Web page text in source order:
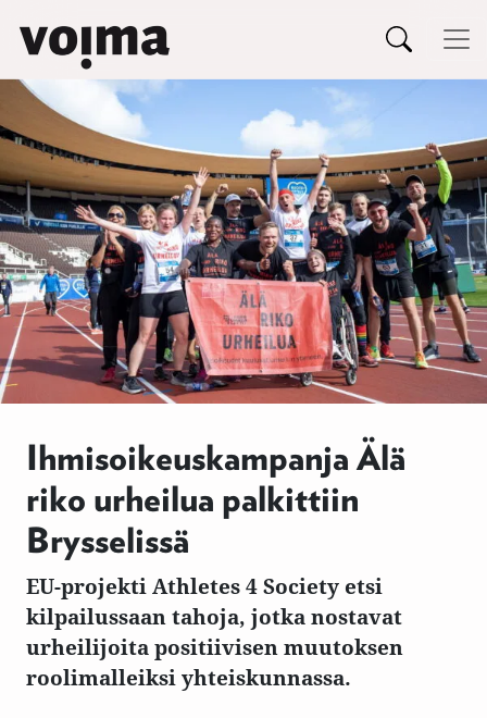
Siirry sisältöön
Päävalikko
Ihmisoikeuskampanja Älä
riko urheilua palkittiin
Brysselissä
EU-projekti Athletes 4 Society etsi
kilpailussaan tahoja, jotka nostavat
urheilijoita positiivisen muutoksen
roolimalleiksi yhteiskunnassa.